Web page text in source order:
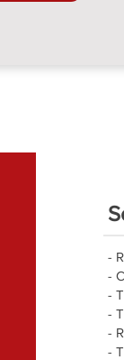
-
-
-
-
-
-